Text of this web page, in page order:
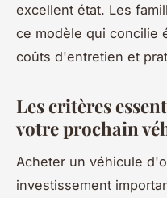
excellent état. Les
ce modèle qui concilie
coûts d'entretien et
Les critères
votre prochain
Acheter un véhicule
investissement